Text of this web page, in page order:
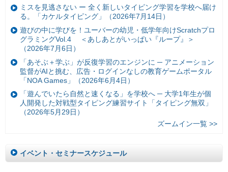
ミスを見逃さない ー 全く新しいタイピング学習を学校へ届け
る。「カケルタイピング」（2026年7月14日）
遊びの中に学びを！ユーバーの幼児・低学年向けScratchプロ
グラミングVol.4 ＜あしあとがいっぱい『ループ』＞
（2026年7月6日）
「あそぶ＋学ぶ」が反復学習のエンジンに ─ アニメーション
監督がAIと挑む、広告・ログインなしの教育ゲームポータル
「NOA Games」（2026年6月4日）
「遊んでいたら自然と速くなる」を学校へ ─ 大学1年生が個
人開発した対戦型タイピング練習サイト「タイピング無双」
（2026年5月29日）
ズームイン一覧 >>
イベント・セミナースケジュール